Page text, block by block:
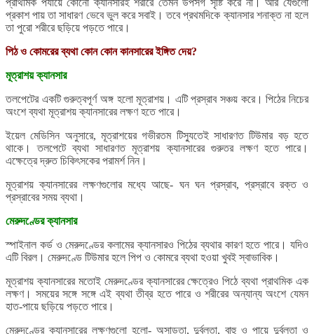
প্রাথমিক পর্যায়ে কোনো ক্যানসারই শরীরে তেমন উপসর্গ সৃষ্টি করে না। আর যেগুলো
প্রকাশ পায় তা সাধারণ ভেবে ভুল করে সবাই। তবে প্রথমদিকে ক্যানসার শনাক্ত না হলে
তা পুরো শরীরে ছড়িয়ে পড়তে পারে।
পিঠ ও কোমরের ব্যথা কোন কোন কানসারের ইঙ্গিত দেয়?
মূত্রাশয় ক্যানসার
তলপেটের একটি গুরুত্বপূর্ণ অঙ্গ হলো মূত্রাশয়। এটি প্রস্রাব সঞ্চয় করে। পিঠের নিচের
অংশে ব্যথা মূত্রাশয় ক্যানসারের লক্ষণ হতে পারে।
ইয়েল মেডিসিন অনুসারে, মূত্রাশয়ের গভীরতম টিস্যুতেই সাধারণত টিউমার বড় হতে
থাকে। তলপেটে ব্যথা সাধারণত মূত্রাশয় ক্যানসারের গুরুতর লক্ষণ হতে পারে।
এক্ষেত্রে দ্রুত চিকিৎসকের পরামর্শ নিন।
মূত্রাশয় ক্যানসারের লক্ষণগুলোর মধ্যে আছে- ঘন ঘন প্রস্রাব, প্রস্রাবে রক্ত ও
প্রস্রাবের সময় ব্যথা।
মেরুদণ্ডের ক্যানসার
স্পাইনাল কর্ড ও মেরুদণ্ডের কলামের ক্যানসারও পিঠের ব্যথার কারণ হতে পারে। যদিও
এটি বিরল। মেরুদণ্ডে টিউমার হলে পিপ ও কোমরে ব্যথা হওয়া খুবই স্বাভাবিক।
মূত্রাশয় ক্যানসারের মতোই মেরুদণ্ডের ক্যানসারের ক্ষেত্রেও পিঠে ব্যথা প্রাথমিক এক
লক্ষণ। সময়ের সঙ্গে সঙ্গে এই ব্যথা তীব্র হতে পারে ও শরীরের অন্যান্য অংশে যেমন
হাত-পায়ে ছড়িয়ে পড়তে পারে।
মেরুদণ্ডের ক্যানসারের লক্ষণগুলো হলো- অসাড়তা, দুর্বলতা, বাহু ও পায়ে দুর্বলতা ও